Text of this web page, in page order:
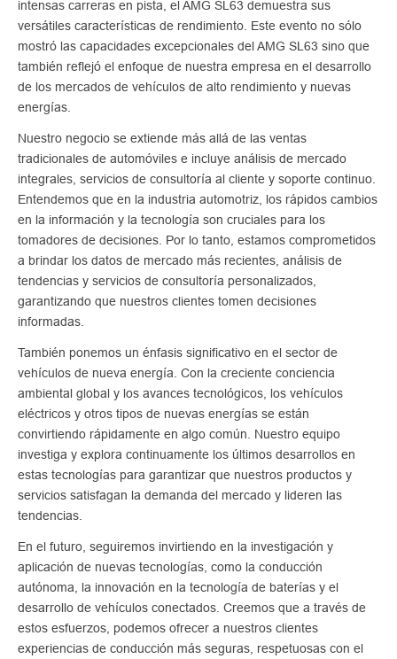
intensas carreras en pista, el AMG SL63 demuestra sus
versátiles características de rendimiento. Este evento no sólo
mostró las capacidades excepcionales del AMG SL63 sino que
también reflejó el enfoque de nuestra empresa en el desarrollo
de los mercados de vehículos de alto rendimiento y nuevas
energías.
Nuestro negocio se extiende más allá de las ventas
tradicionales de automóviles e incluye análisis de mercado
integrales, servicios de consultoría al cliente y soporte continuo.
Entendemos que en la industria automotriz, los rápidos cambios
en la información y la tecnología son cruciales para los
tomadores de decisiones. Por lo tanto, estamos comprometidos
a brindar los datos de mercado más recientes, análisis de
tendencias y servicios de consultoría personalizados,
garantizando que nuestros clientes tomen decisiones
informadas.
También ponemos un énfasis significativo en el sector de
vehículos de nueva energía. Con la creciente conciencia
ambiental global y los avances tecnológicos, los vehículos
eléctricos y otros tipos de nuevas energías se están
convirtiendo rápidamente en algo común. Nuestro equipo
investiga y explora continuamente los últimos desarrollos en
estas tecnologías para garantizar que nuestros productos y
servicios satisfagan la demanda del mercado y lideren las
tendencias.
En el futuro, seguiremos invirtiendo en la investigación y
aplicación de nuevas tecnologías, como la conducción
autónoma, la innovación en la tecnología de baterías y el
desarrollo de vehículos conectados. Creemos que a través de
estos esfuerzos, podemos ofrecer a nuestros clientes
experiencias de conducción más seguras, respetuosas con el